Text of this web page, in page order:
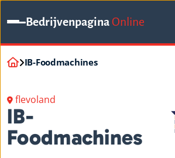
BedrijvenpaginaOnline
IB-Foodmachines
flevoland
IB-
Foodmachines